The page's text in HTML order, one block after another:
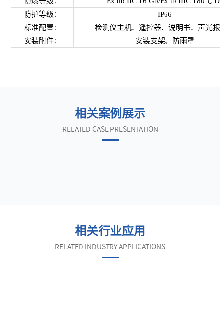
防护等级：
IP66
标准配置：
检测仪主机、遥控器、说明书、声光
安装附件：
安装支架、防雨罩
相关案例展示
RELATED CASE PRESENTATION
相关行业应用
RELATED INDUSTRY APPLICATIONS